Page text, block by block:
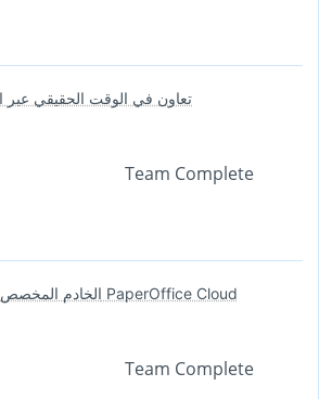
تعاون في الوقت الحقيقي عبر
Team Complete
الخادم المخصص لقاعدة بيانات PaperOffice Cloud
Team Complete